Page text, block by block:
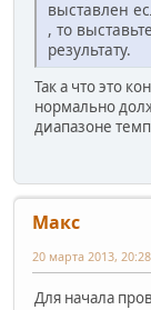
выставлен
, то
результату.
Так а что это
нормально
диапазоне
Макс
20 марта 2013,
Для начала